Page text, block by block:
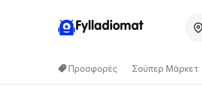
Fylladiomat
Προσφορές Σούπερ Μάρκετ